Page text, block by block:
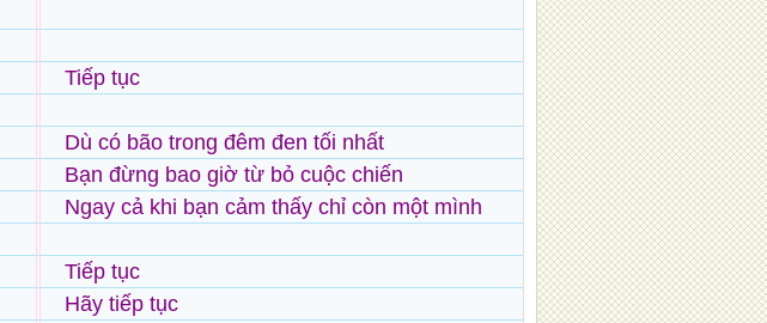
Tiếp tục
Dù có bão trong đêm đen tối nhất
Bạn đừng bao giờ từ bỏ cuộc chiến
Ngay cả khi bạn cảm thấy chỉ còn một mình
Tiếp tục
Hãy tiếp tục